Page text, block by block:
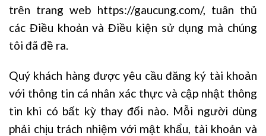
trên trang web https://gaucung.com/, tuân thủ
các Điều khoản và Điều kiện sử dụng mà chúng
tôi đã đề ra.
Quý khách hàng được yêu cầu đăng ký tài khoản
với thông tin cá nhân xác thực và cập nhật thông
tin khi có bất kỳ thay đổi nào. Mỗi người dùng
phải chịu trách nhiệm với mật khẩu, tài khoản và